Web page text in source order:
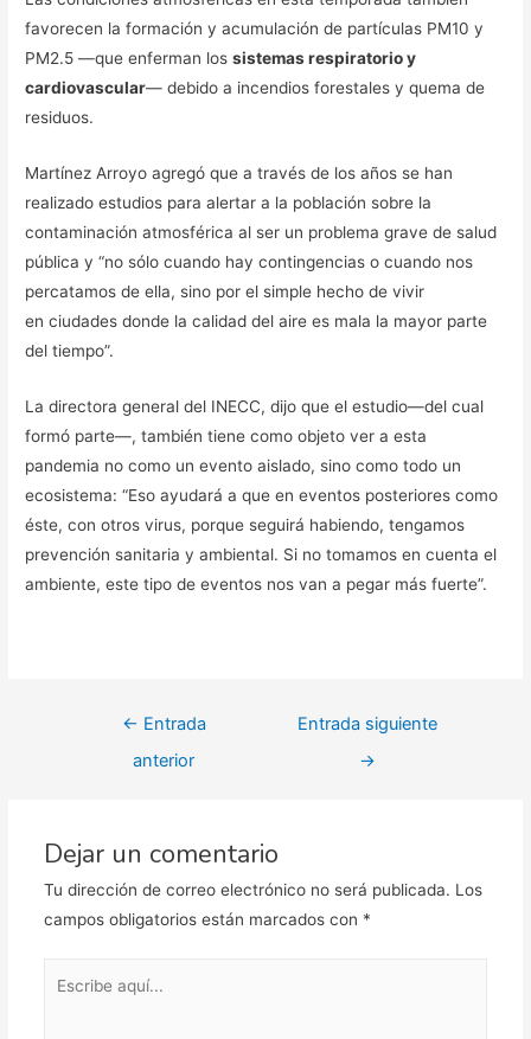
favorecen la formación y acumulación de partículas PM10 y
PM2.5 —que enferman lossistemas respiratorio y
cardiovascular— debido a incendios forestales y quema de
residuos.
Martínez Arroyo agregó que a través de los años se han
realizado estudios para alertar a la población sobre la
contaminación atmosférica al ser un problema grave de salud
pública y “no sólo cuando hay contingencias o cuando nos
percatamos de ella, sino por el simple hecho de vivir
en ciudades donde la calidad del aire es mala la mayor parte
del tiempo”.
La directora general del INECC, dijo que el estudio—del cual
formó parte—, también tiene como objeto ver a esta
pandemia no como un evento aislado, sino como todo un
ecosistema: “Eso ayudará a que en eventos posteriores como
éste, con otros virus, porque seguirá habiendo, tengamos
prevención sanitaria y ambiental. Si no tomamos en cuenta el
ambiente, este tipo de eventos nos van a pegar más fuerte”.
Navegación
← Entrada
anterior
Entrada siguiente
→
Dejar un comentario
Tu dirección de correo electrónico no será publicada. Los
campos obligatorios están marcados con *